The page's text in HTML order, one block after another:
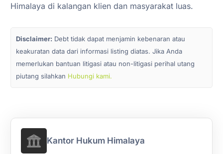
Himalaya di kalangan klien dan masyarakat luas.
Disclaimer: Debt tidak dapat menjamin kebenaran atau
keakuratan data dari informasi listing diatas. Jika Anda
memerlukan bantuan litigasi atau non-litigasi perihal utang
piutang silahkan Hubungi kami.
Kantor Hukum Himalaya